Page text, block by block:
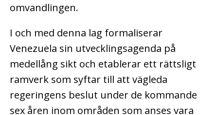
omvandlingen.
I och med denna lag formaliserar
Venezuela sin utvecklingsagenda på
medellång sikt och etablerar ett rättsligt
ramverk som syftar till att vägleda
regeringens beslut under de kommande
sex åren inom områden som anses vara